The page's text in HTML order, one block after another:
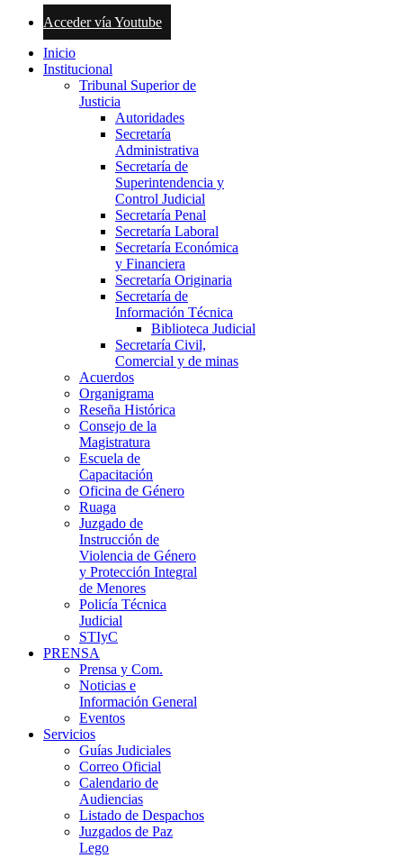
Acceder vía Youtube
Inicio
Institucional
Tribunal Superior de
Justicia
Autoridades
Secretaría
Administrativa
Secretaría de
Superintendencia y
Control Judicial
Secretaría Penal
Secretaría Laboral
Secretaría Económica
y Financiera
Secretaría Originaria
Secretaría de
Información Técnica
Biblioteca Judicial
Secretaría Civil,
Comercial y de minas
Acuerdos
Organigrama
Reseña Histórica
Consejo de la
Magistratura
Escuela de
Capacitación
Oficina de Género
Ruaga
Juzgado de
Instrucción de
Violencia de Género
y Protección Integral
de Menores
Policía Técnica
Judicial
STIyC
PRENSA
Prensa y Com.
Noticias e
Información General
Eventos
Servicios
Guías Judiciales
Correo Oficial
Calendario de
Audiencias
Listado de Despachos
Juzgados de Paz
Lego